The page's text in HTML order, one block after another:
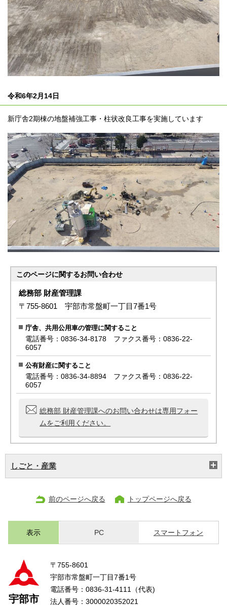
令和6年2月14日
新庁舎2期棟の地盤補強工事・柱状改良工事を実施しています
このページに関するお問い合わせ
総務部 財産管理課
〒755-8601 宇部市常盤町一丁目7番1号
庁舎、共用公用車の管理に関すること
電話番号：0836-34-8178 ファクス番号：0836-22-
6057
公有財産に関すること
電話番号：0836-34-8894 ファクス番号：0836-22-
6057
総務部 財産管理課へのお問い合わせは専用フォー
ムをご利用ください。
しごと・産業
前のページへ戻る トップページへ戻る
表示 PC スマートフォン
宇部市
〒755-8601
宇部市常盤町一丁目7番1号
電話番号：0836-31-4111（代表)
法人番号：3000020352021